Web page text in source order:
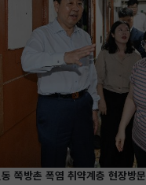
쪽방촌 폭염 취약계층 현장방문